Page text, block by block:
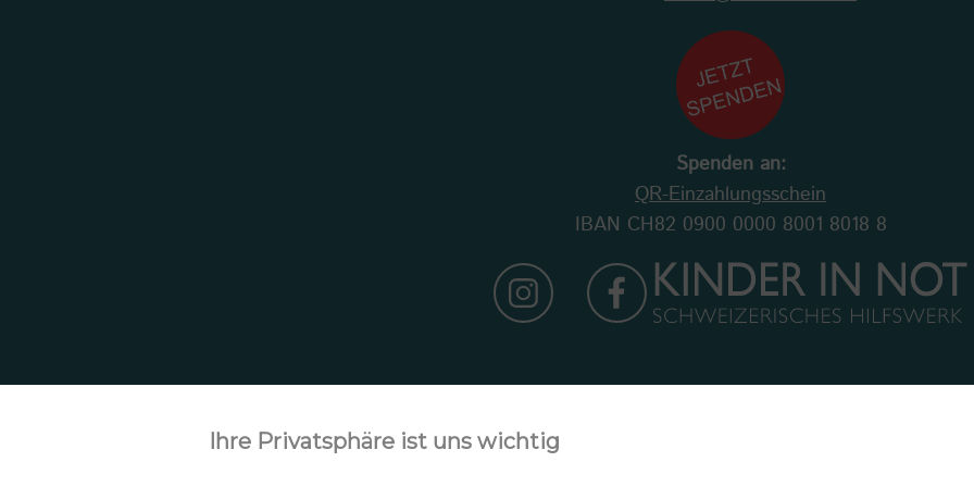
Spenden an:
QR-Einzahlungsschein
IBAN CH82 0900 0000 8001 8018 8
Ihre Privatsphäre ist uns wichtig